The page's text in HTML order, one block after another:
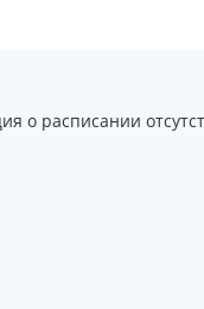
о расписании